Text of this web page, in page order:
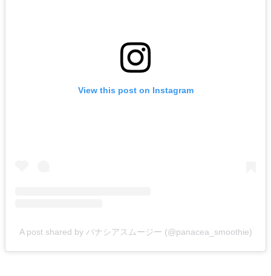
View this post on Instagram
A post shared by パナシアスムージー (@panacea_smoothie)